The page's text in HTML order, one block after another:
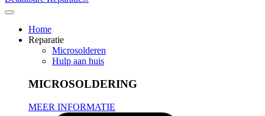
Home
Reparatie
Microsolderen
Hulp aan huis
MICROSOLDERING
MEER INFORMATIE